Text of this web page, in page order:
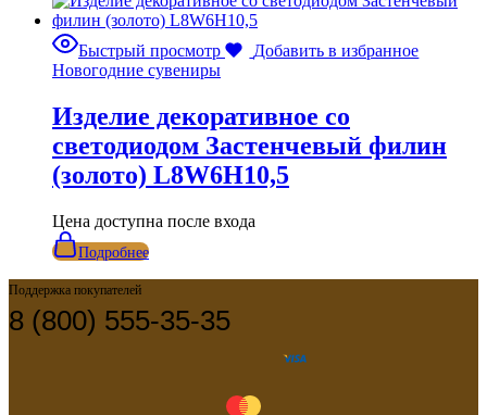
Быстрый просмотр
Добавить в избранное
Новогодние сувениры
Изделие декоративное со
светодиодом Застенчевый филин
(золото) L8W6H10,5
Цена доступна после входа
Подробнее
Поддержка покупателей
8 (800) 555-35-35